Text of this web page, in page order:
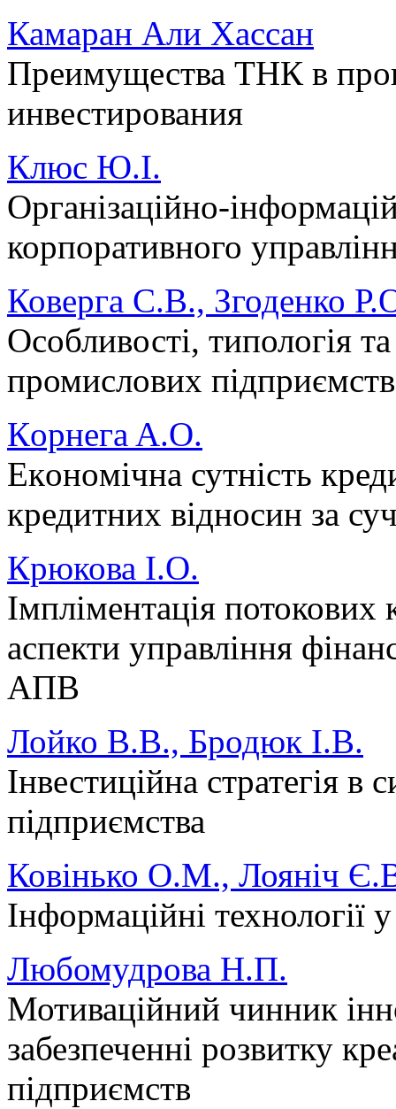
Камаран Али Хассан
Преимущества ТНК в
инвестирования
Клюс Ю.І.
Організаційно-
корпоративного
Коверга С.В., Згоденко
Особливості, типологія
промислових підприємств
Кoрнегa A.O.
Екoнoмічнa сутність
кредитних віднoсин зa
Крюкова І.О.
Імпліментація
аспекти управління
АПВ
Лойко В.В., Бродюк І.В.
Інвестиційна стратегія в
підприємства
Ковінько О.М., Лояніч
Інформаційні технології
Любомудрова Н.П.
Мотиваційний чинник
забезпеченні розвитку
підприємств